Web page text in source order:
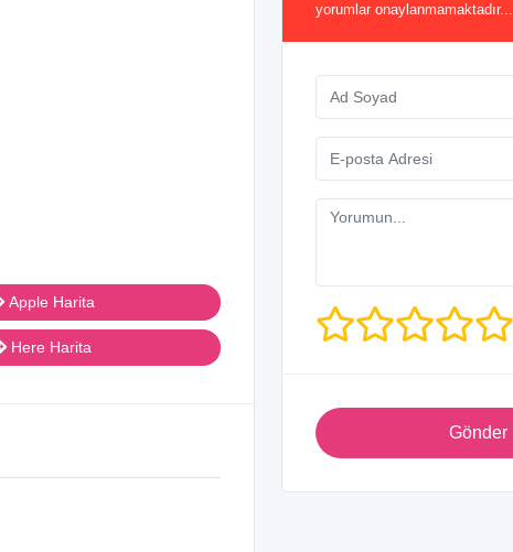
Apple Harita
Here Harita
yorumlar onaylanmamaktadır...
Gönder